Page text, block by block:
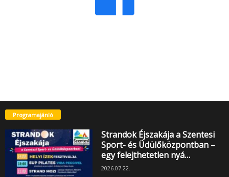
Programajánló
Strandok Éjszakája a Szentesi
Sport- és Üdülőközpontban –
egy felejthetetlen nyá…
2026.07.22.